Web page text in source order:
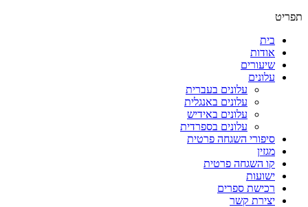
תפריט
בית
אודות
שיעורים
עלונים
עלונים בעברית
עלונים באנגלית
עלונים באידיש
עלונים בספרדית
סיפורי השגחה פרטית
מגזין
קו השגחה פרטית
ישועות
רכישת ספרים
יצירת קשר